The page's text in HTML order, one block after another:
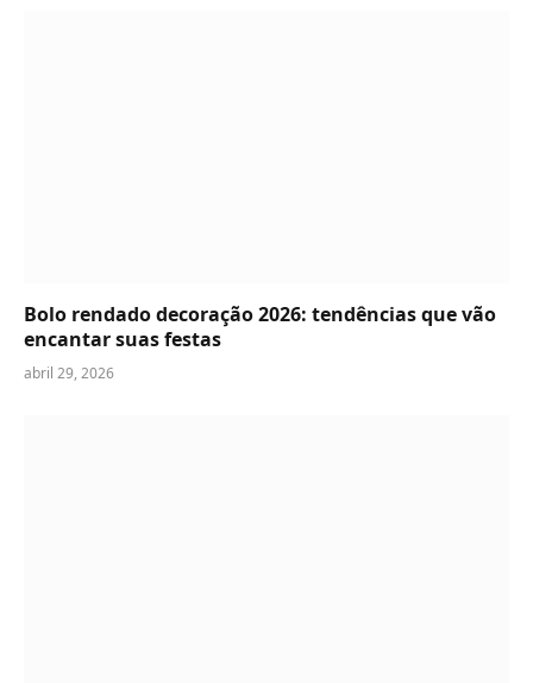
Bolo rendado decoração 2026: tendências que vão
encantar suas festas
abril 29, 2026